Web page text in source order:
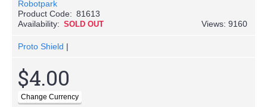
Robotpark
Product Code: 81613
Availability: SOLD OUT Views: 9160
Proto Shield |
$4.00